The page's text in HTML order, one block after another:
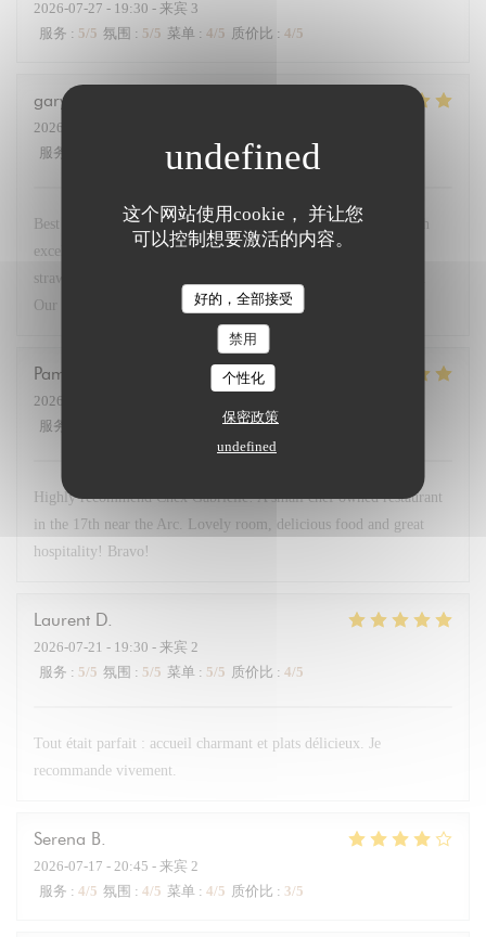
这个网站使用cookie， 并让您
可以控制想要激活的内容。
好的，全部接受
禁用
个性化
保密政策
undefined
2026-07-27 - 19:30 - 来宾 3
服务 : 5/5 氛围 : 5/5 菜单 : 4/5 质价比 : 4/5
gary
2026-07-23
服务
菜单: 5/5 质价比: 5/5
Best restaurant in Paris so good we came 4 times this week. Fish
excellent. Steak with dauphinoise potato. Superb. Deserts
strawberries and lemon brûlée with peach in cognac sensational.
Our go to when in Paris. Service very friendly.
Pamela
2026-07-23
服务
/5 质价比:
Highly recommend Chex Gabrielle! A small chef owned restaurant
in the 17th near the Arc. Lovely room, delicious food and great
hospitality! Bravo!
Laurent D
2026-07-21 - 19:30 - 来宾 2
服务 : 5/5 氛围 : 5/5 菜单 : 5/5 质价比 : 4/5
Tout était parfait : accueil charmant et plats délicieux. Je
recommande vivement.
Serena B
2026-07-17 - 20:45 - 来宾 2
服务 : 4/5 氛围 : 4/5 菜单 : 4/5 质价比 : 3/5